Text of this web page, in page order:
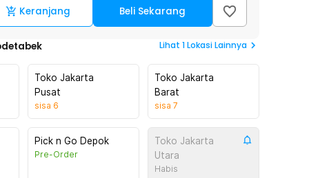
Keranjang Beli Sekarang
Lihat 1Lokasi Lainnya
Toko Jakarta
Pusat
sisa 6
Toko Jakarta
Barat
sisa 7
Pick n Go Depok
Pre-Order
Toko Jakarta
Utara
Habis